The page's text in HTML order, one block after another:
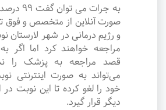
به جرات
صورت آنلاین از متخصص و
و رژیم درمانی در شهر لارستان
مراجعه خواهند کرد اما اگر به
قصد مراجعه به پزشک را
می‌تواند به صورت اینترنتی
خود را لغو کرده تا این نوبت در
دیگر قرار گیرد.